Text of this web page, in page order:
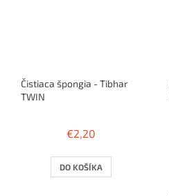
Čistiaca špongia - Tibhar
TWIN
€2,20
DO KOŠÍKA